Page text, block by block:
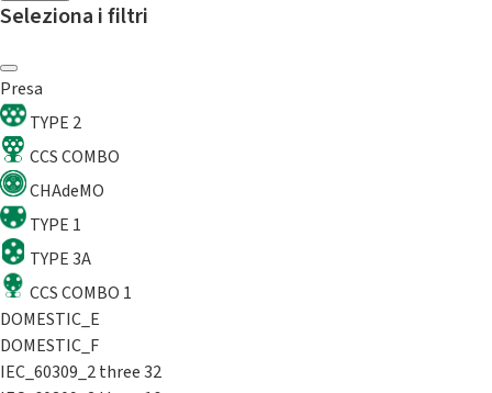
Seleziona i filtri
Presa
TYPE 2
CCS COMBO
CHAdeMO
TYPE 1
TYPE 3A
CCS COMBO 1
DOMESTIC_E
DOMESTIC_F
IEC_60309_2 three 32